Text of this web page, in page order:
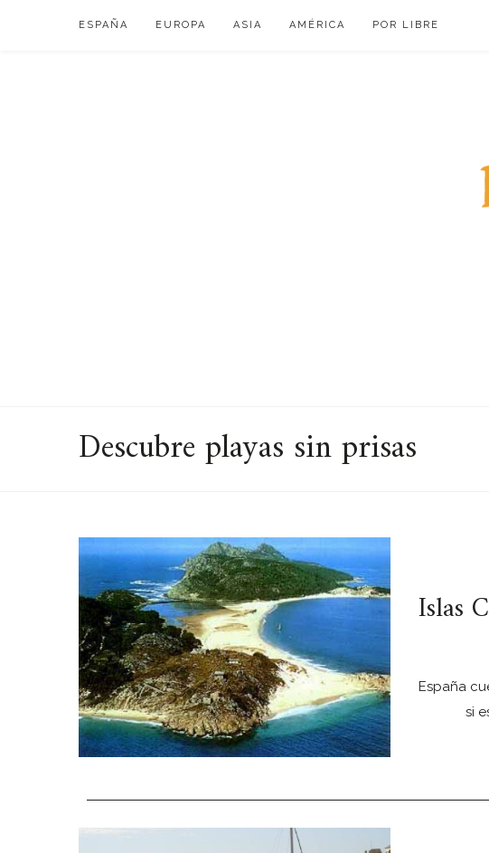
ESPAÑA EUROPA ASIA AMÉRICA POR LIBRE
Descubre playas sin prisas
Islas
España
si